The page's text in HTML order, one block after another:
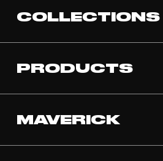
COLLECTIONS
PRODUCTS
MAVERICK